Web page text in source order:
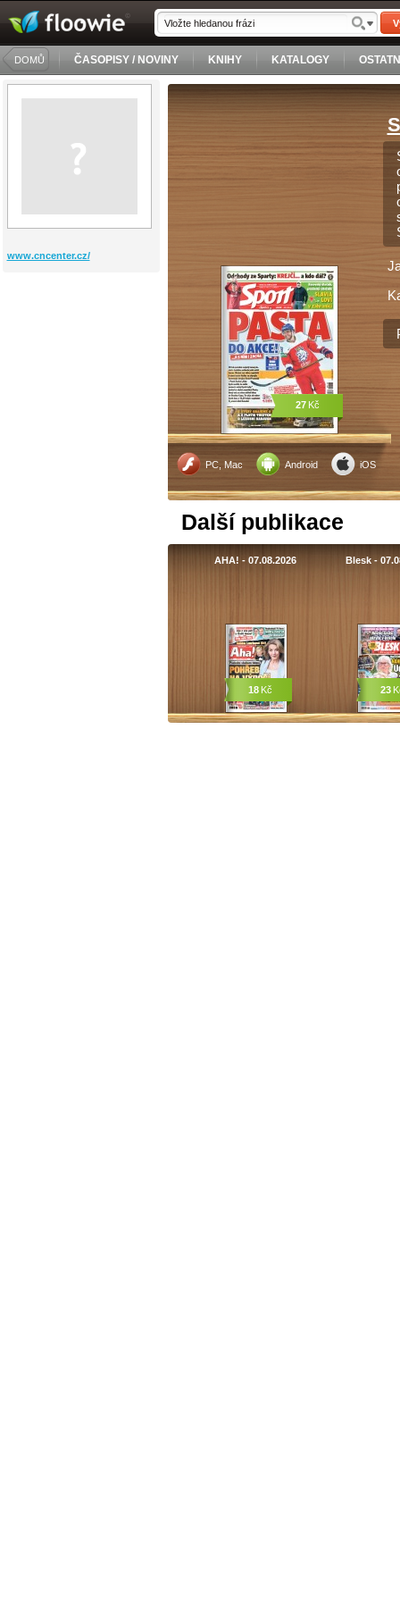
DOMŮ ČASOPISY / NOVINY KNIHY KATALOGY
www.cncenter.cz/
PC, Mac Android iOS
27Kč
Další publikace
AHA! - 07.08.2026
18 Kč
Blesk -
23